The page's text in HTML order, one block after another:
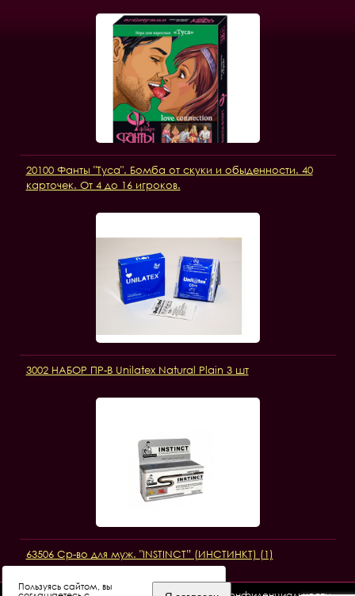
20100 Фанты "Туса". Бомба от скуки и обыденности. 40
карточек. От 4 до 16 игроков.
3002 НАБОР ПР-В Unilatex Natural Plain 3 шт
63506 Ср-во для муж. "INSTINCT” (ИНСТИНКТ) (1)
Пользуясь сайтом, вы